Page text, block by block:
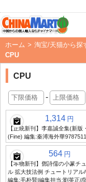
ホーム > 淘宝/天猫から探
CPU
CPU
-
1,314 円
【正統新刊】李嘉誠全集(新版
(Fine) 編集:秦溥海外華
564 円
【本物新刊】鄧詩儒の小篆チ
ル 拡大技法例 チュートリアル
編集:毛朴賢|編集担当:劉英正//